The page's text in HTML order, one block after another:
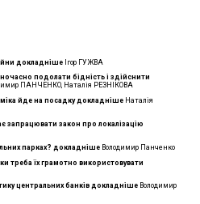
докладнiше Ігор ГУЖВА
подолати бідність і здійснити
ПАНЧЕНКО, Наталія РЕЗНІКОВА
йде на посадкудокладнiше Наталія
запрацювати закон про локалізацію
парках? докладнiше Володимир Панченко
треба їх грамотно використовувати
центральних банків докладнiше Володимир